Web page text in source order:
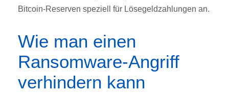
Bitcoin-Reserven speziell für Lösegeldzahlungen an.
Wie man einen
Ransomware-Angriff
verhindern kann